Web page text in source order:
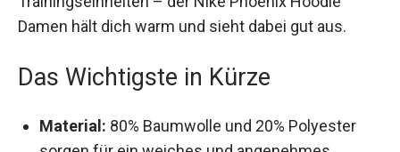
Damen hält dich warm und sieht dabei gut aus.
Das Wichtigste in Kürze
sorgen für ein weiches und angenehmes